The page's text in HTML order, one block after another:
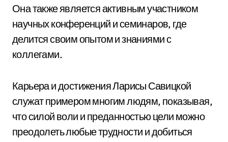
Она также является активным участником
научных конференций и семинаров, где
делится своим опытом и знаниями с
коллегами.
Карьера и достижения Ларисы Савицкой
служат примером многим людям, показывая,
что силой воли и преданностью цели можно
преодолеть любые трудности и добиться